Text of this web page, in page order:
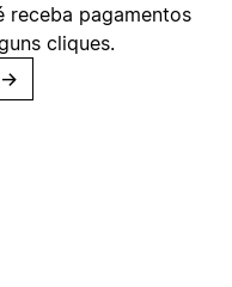
receba pagamentos
cliques.
→